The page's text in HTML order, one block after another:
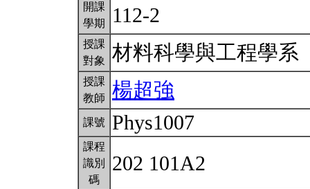
開課
學期
112-2
授課
對象
材料科學與工程學系
授課
教師
楊超強
課號 Phys1007
課程
識別
碼
202 101A2